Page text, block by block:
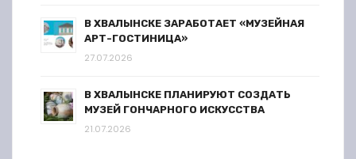
В ХВАЛЫНСКЕ ЗАРАБОТАЕТ «МУЗЕЙНАЯ
АРТ-ГОСТИНИЦА»
27.07.2026
В ХВАЛЫНСКЕ ПЛАНИРУЮТ СОЗДАТЬ
МУЗЕЙ ГОНЧАРНОГО ИСКУССТВА
21.07.2026